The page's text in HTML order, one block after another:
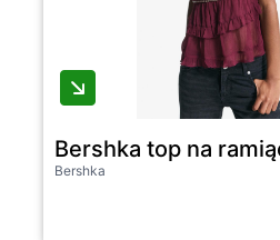
Bershka top na
Bershka